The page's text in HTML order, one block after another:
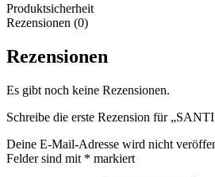
Produktsicherheit
Rezensionen (0)
Rezensionen
Es gibt noch keine Rezensionen.
Schreibe die erste Rezension für
Deine E-Mail-Adresse wird nicht
Felder sind mit * markiert